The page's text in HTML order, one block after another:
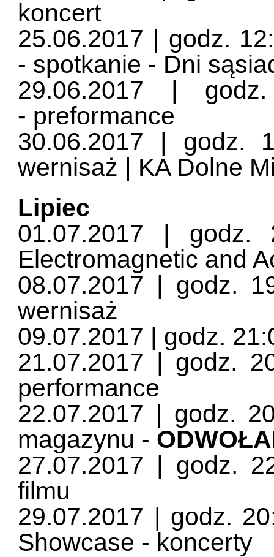
koncert
25.06.2017 | godz.
- spotkanie - Dni
29.06.2017 |
- preformance
30.06.2017 | godz.
wernisaż | KA Dolne
Lipiec
01.07.2017 |
Electromagnetic and
08.07.2017 | godz.
wernisaż
09.07.2017 | godz.
21.07.2017 | godz.
performance
22.07.2017 | godz.
magazynu -
27.07.2017 | godz.
filmu
29.07.2017 | godz.
Showcase - koncerty